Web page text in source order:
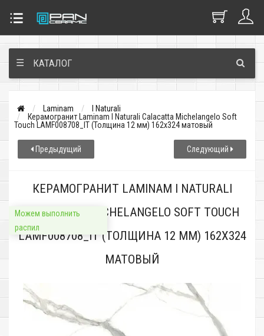
☰ КАТАЛОГ
Laminam
I Naturali
Керамогранит Laminam I Naturali Calacatta Michelangelo Soft
Touch LAMF008708_IT (Толщина 12 мм) 162x324 матовый
Предыдущий Следующий
КЕРАМОГРАНИТ LAMINAM I NATURALI
CALACATTA MICHELANGELO SOFT TOUCH
LAMF008708_IT (ТОЛЩИНА 12 ММ) 162X324
МАТОВЫЙ
Можем выполнить
распил